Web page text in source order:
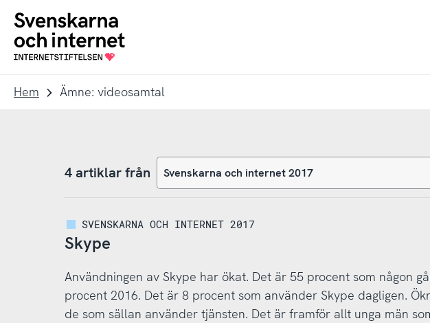
navigation
innehåll
To
startpage
Hem Ämne: videosamtal
4 artiklar från
SVENSKARNA OCH INTERNET 2017
Skype
Användningen av Skype har ökat. Det är 55 procent som någon
procent 2016. Det är 8 procent som använder Skype dagligen.
de som sällan använder tjänsten. Det är framför allt unga män